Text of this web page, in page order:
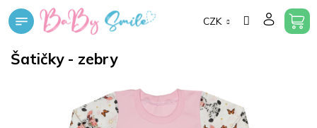
Přejít
na
CZK
Šatičky - zebry